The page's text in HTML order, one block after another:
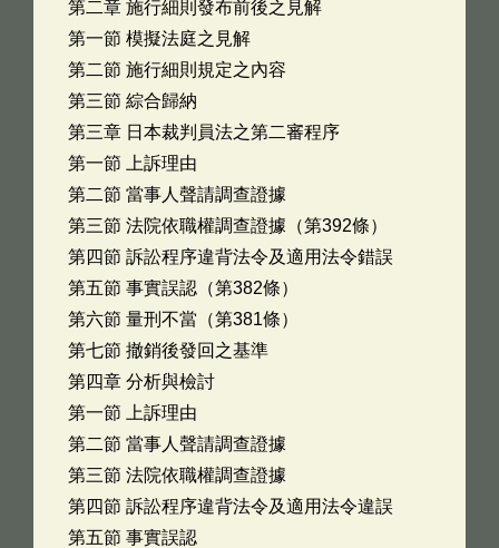
第二章 施行細則發布前後之見解
第一節 模擬法庭之見解
第二節 施行細則規定之內容
第三節 綜合歸納
第三章 日本裁判員法之第二審程序
第一節 上訴理由
第二節 當事人聲請調查證據
第三節 法院依職權調查證據（第392條）
第四節 訴訟程序違背法令及適用法令錯誤
第五節 事實誤認（第382條）
第六節 量刑不當（第381條）
第七節 撤銷後發回之基準
第四章 分析與檢討
第一節 上訴理由
第二節 當事人聲請調查證據
第三節 法院依職權調查證據
第四節 訴訟程序違背法令及適用法令違誤
第五節 事實誤認